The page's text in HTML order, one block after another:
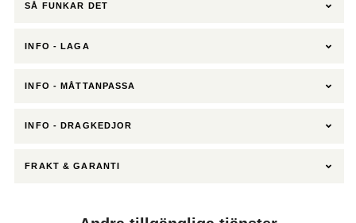
SÅ FUNKAR DET
INFO - LAGA
INFO - MÅTTANPASSA
INFO - DRAGKEDJOR
FRAKT & GARANTI